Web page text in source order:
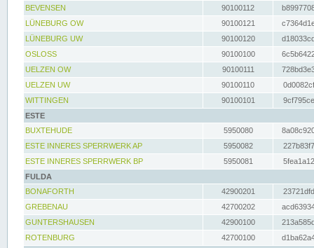
BEVENSEN
90100112
LÜNEBURG OW
90100121
LÜNEBURG UW
90100120
OSLOSS
90100100
UELZEN OW
90100111
UELZEN UW
90100110
WITTINGEN
90100101
ESTE
BUXTEHUDE
5950080
ESTE INNERES SPERRWERK AP
5950082
ESTE INNERES SPERRWERK BP
5950081
FULDA
BONAFORTH
42900201
GREBENAU
42700202
GUNTERSHAUSEN
42900100
ROTENBURG
42700100